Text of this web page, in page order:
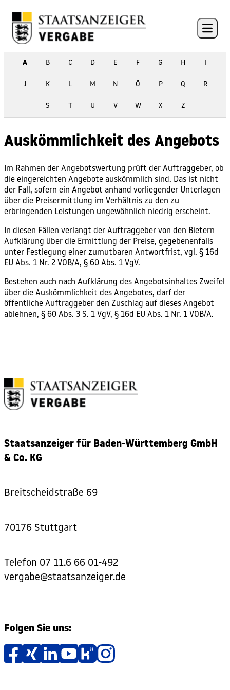
Open
A B C D E F G H I
J K L M N Ö P Q R
S T U V W X Z
Auskömmlichkeit des Angebots
Im Rahmen der Angebotswertung prüft der Auftraggeber, ob
die eingereichten Angebote auskömmlich sind. Das ist nicht
der Fall, sofern ein Angebot anhand vorliegender Unterlagen
über die Preisermittlung im Verhältnis zu den zu
erbringenden Leistungen ungewöhnlich niedrig erscheint.
In diesen Fällen verlangt der Auftraggeber von den Bietern
Aufklärung über die Ermittlung der Preise, gegebenenfalls
unter Festlegung einer zumutbaren Antwortfrist, vgl. § 16d
EU Abs. 1 Nr. 2 VOB/A, § 60 Abs. 1 VgV.
Bestehen auch nach Aufklärung des Angebotsinhaltes Zweifel
über die Auskömmlichkeit des Angebotes, darf der
öffentliche Auftraggeber den Zuschlag auf dieses Angebot
ablehnen, § 60 Abs. 3 S. 1 VgV, § 16d EU Abs. 1 Nr. 1 VOB/A.
Staatsanzeiger für Baden-Württemberg GmbH
& Co. KG
Breitscheidstraße 69
70176 Stuttgart
Telefon 07 11.6 66 01-492
vergabe@staatsanzeiger.de
Folgen Sie uns: